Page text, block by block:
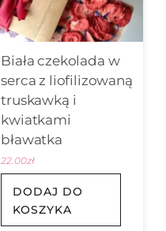
Biała czekolada w
serca z liofilizowaną
truskawką i
kwiatkami
bławatka
22.00zł
DODAJ DO
KOSZYKA